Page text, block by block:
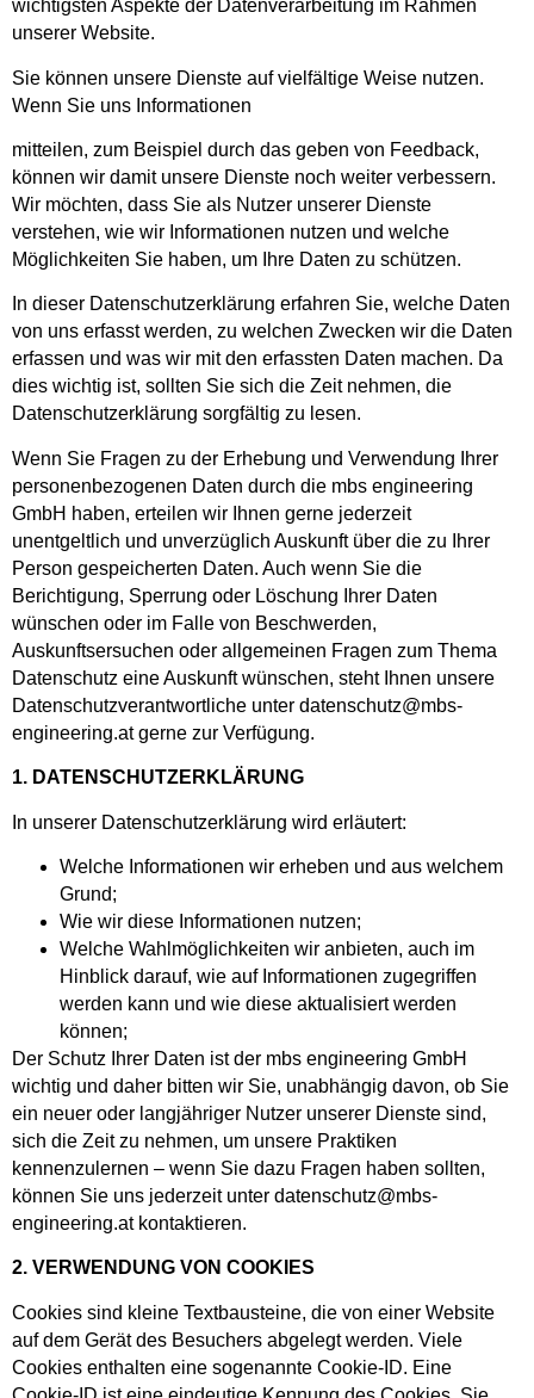
wichtigsten Aspekte der Datenverarbeitung im Rahmen
unserer Website.
Sie können unsere Dienste auf vielfältige Weise nutzen.
Wenn Sie uns Informationen
mitteilen, zum Beispiel durch das geben von Feedback,
können wir damit unsere Dienste noch weiter verbessern.
Wir möchten, dass Sie als Nutzer unserer Dienste
verstehen, wie wir Informationen nutzen und welche
Möglichkeiten Sie haben, um Ihre Daten zu schützen.
In dieser Datenschutzerklärung erfahren Sie, welche Daten
von uns erfasst werden, zu welchen Zwecken wir die Daten
erfassen und was wir mit den erfassten Daten machen. Da
dies wichtig ist, sollten Sie sich die Zeit nehmen, die
Datenschutzerklärung sorgfältig zu lesen.
Wenn Sie Fragen zu der Erhebung und Verwendung Ihrer
personenbezogenen Daten durch die mbs engineering
GmbH haben, erteilen wir Ihnen gerne jederzeit
unentgeltlich und unverzüglich Auskunft über die zu Ihrer
Person gespeicherten Daten. Auch wenn Sie die
Berichtigung, Sperrung oder Löschung Ihrer Daten
wünschen oder im Falle von Beschwerden,
Auskunftsersuchen oder allgemeinen Fragen zum Thema
Datenschutz eine Auskunft wünschen, steht Ihnen unsere
Datenschutzverantwortliche unter datenschutz@mbs-
engineering.at gerne zur Verfügung.
1. DATENSCHUTZERKLÄRUNG
In unserer Datenschutzerklärung wird erläutert:
Welche Informationen wir erheben und aus welchem
Grund;
Wie wir diese Informationen nutzen;
Welche Wahlmöglichkeiten wir anbieten, auch im
Hinblick darauf, wie auf Informationen zugegriffen
werden kann und wie diese aktualisiert werden
können;
Der Schutz Ihrer Daten ist der mbs engineering GmbH
wichtig und daher bitten wir Sie, unabhängig davon, ob Sie
ein neuer oder langjähriger Nutzer unserer Dienste sind,
sich die Zeit zu nehmen, um unsere Praktiken
kennenzulernen – wenn Sie dazu Fragen haben sollten,
können Sie uns jederzeit unter datenschutz@mbs-
engineering.at kontaktieren.
2. VERWENDUNG VON COOKIES
Cookies sind kleine Textbausteine, die von einer Website
auf dem Gerät des Besuchers abgelegt werden. Viele
Cookies enthalten eine sogenannte Cookie-ID. Eine